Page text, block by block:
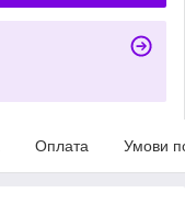
Оплата Умови